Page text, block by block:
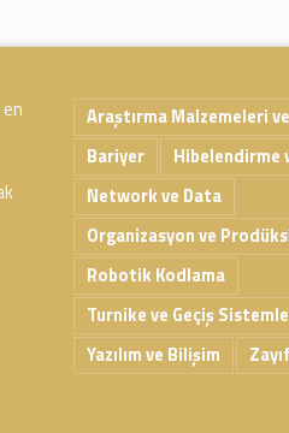
Araştırma Malzemeleri
Bariyer
Hibelendirme
Network ve Data
Organizasyon ve
Robotik Kodlama
Turnike ve Geçiş
Yazılım ve Bilişim